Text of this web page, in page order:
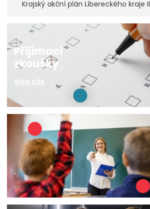
Krajský akční plán Libereckého kraje II
Přijímací
zkoušky
Více zde